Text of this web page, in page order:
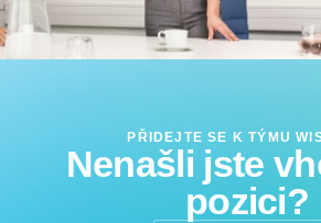
PŘIDEJTE SE K TÝMU
Nenašli jste
pozici?